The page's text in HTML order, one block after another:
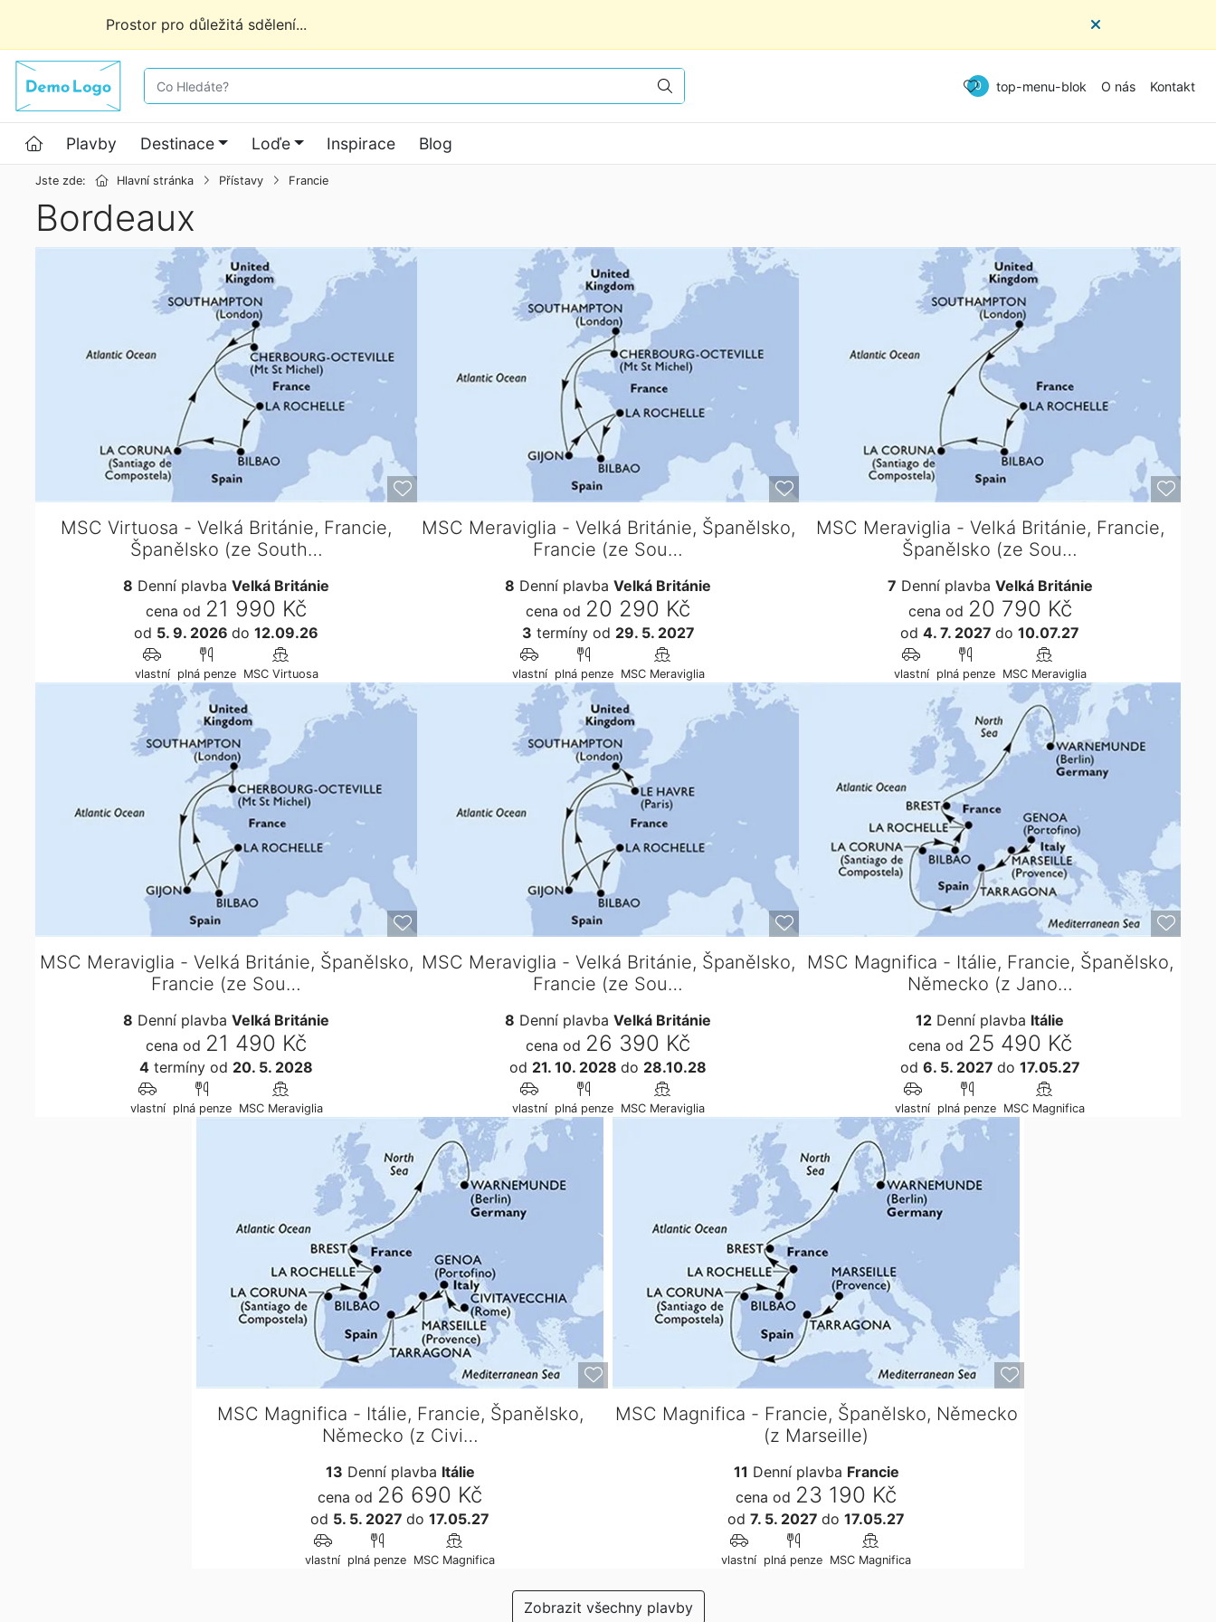
Prostor pro důležitá sdělení...
co hledáte
Vyhledat
0 top-menu-blok O nás Kontakt
Hlavní stránka
Plavby Destinace Loďe Inspirace Blog
Jste zde: Hlavní stránka Přístavy Francie
Bordeaux
MSC Virtuosa - Velká Británie, Francie,
Španělsko (ze South…
8 Denní plavba Velká Británie
cena od 21 990 Kč
od 5. 9. 2026 do 12.09.26
vlastní plná penze MSC Virtuosa
MSC Meraviglia - Velká Británie, Španělsko,
Francie (ze Sou…
8 Denní plavba Velká Británie
cena od 20 290 Kč
3 termínyod 29. 5. 2027
vlastní plná penze MSC Meraviglia
MSC Meraviglia - Velká Británie, Francie,
Španělsko (ze Sou…
7 Denní plavba Velká Británie
cena od 20 790 Kč
od 4. 7. 2027 do 10.07.27
vlastní plná penze MSC Meraviglia
MSC Meraviglia - Velká Británie, Španělsko,
Francie (ze Sou…
8 Denní plavba Velká Británie
cena od 21 490 Kč
4 termíny od 20. 5. 2028
vlastní plná penze MSC Meraviglia
MSC Meraviglia - Velká Británie, Španělsko,
Francie (ze Sou…
8 Denní plavba Velká Británie
cena od 26 390 Kč
od 21. 10. 2028 do 28.10.28
vlastní plná penze MSC Meraviglia
MSC Magnifica - Itálie, Francie, Španělsko,
Německo (z Jano…
12 Denní plavba Itálie
cena od 25 490 Kč
od 6. 5. 2027 do 17.05.27
vlastní plná penze MSC Magnifica
MSC Magnifica - Itálie, Francie, Španělsko,
Německo (z Civi…
13 Denní plavba Itálie
cena od 26 690 Kč
od 5. 5. 2027 do 17.05.27
vlastní plná penze MSC Magnifica
MSC Magnifica - Francie, Španělsko, Německo
(z Marseille)
11 Denní plavba Francie
cena od 23 190 Kč
od 7. 5. 2027 do 17.05.27
vlastní plná penze MSC Magnifica
Zobrazit všechny plavby